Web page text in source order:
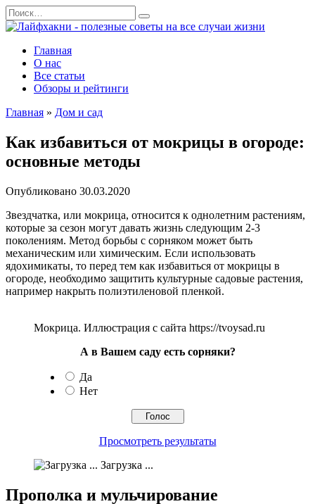
Перейти
к
содержанию
Search
for:
Главная
О нас
Все статьи
Обзоры и рейтинги
Главная » Дом и сад
Как избавиться от мокрицы в огороде:
основные методы
Опубликовано 30.03.2020
Звездчатка, или мокрица, относится к однолетним растениям,
которые за сезон могут давать жизнь следующим 2-3
поколениям. Метод борьбы с сорняком может быть
механическим или химическим. Если использовать
ядохимикаты, то перед тем как избавиться от мокрицы в
огороде, необходимо защитить культурные садовые растения,
например накрыть полиэтиленовой пленкой.
Мокрица. Иллюстрация с сайта https://tvoysad.ru
А в Вашем саду есть сорняки?
Да
Нет
Просмотреть результаты
Загрузка ...
Прополка и мульчирование